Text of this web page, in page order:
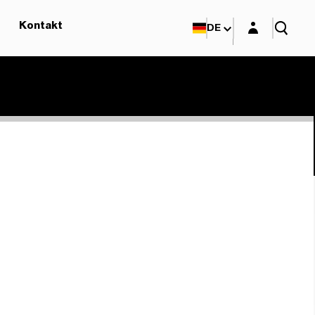
Kontakt DE Login-Maske